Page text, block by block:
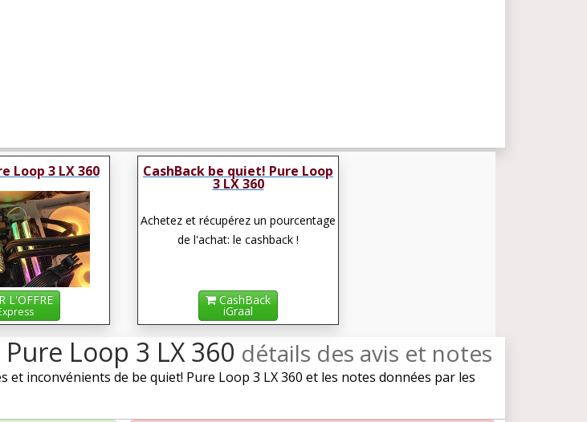
Loop 3 LX 360
L'OFFRE
CashBack be quiet! Pure Loop
3 LX 360
Achetez et récupérez un pourcentage
de l'achat: le cashback !
CashBack
iGraal
Loop 3 LX 360 détails des avis et notes
inconvénients de be quiet! Pure Loop 3 LX 360 et les notes données par les